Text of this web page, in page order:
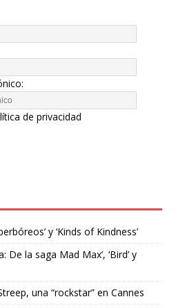
de privacidad
y ‘Kinds of Kindness’
De la saga Mad Max’, ‘Bird’ y
una “rockstar” en Cannes